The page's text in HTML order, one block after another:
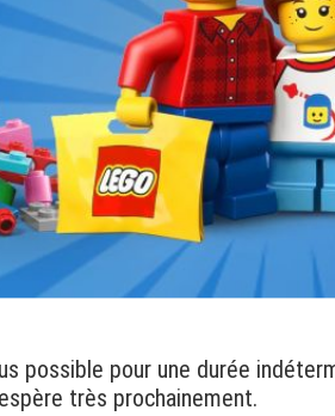
possible pour une durée
très prochainement.